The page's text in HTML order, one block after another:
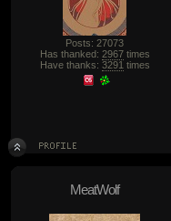
Posts: 27073
Has thanked: 2967times
Have thanks: 3291 times
MeatWolf